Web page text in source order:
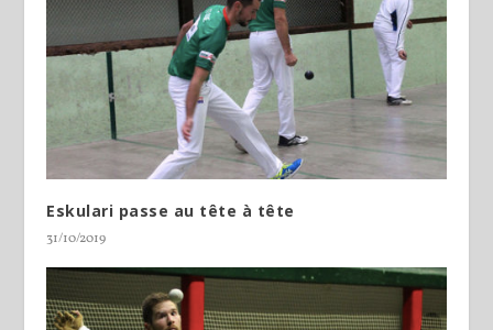
Eskulari passe au tête à tête
31/10/2019